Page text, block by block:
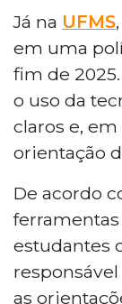
Já na UFMS
em uma
fim de
o uso da
claros e,
orientação
De acordo
estudantes
as